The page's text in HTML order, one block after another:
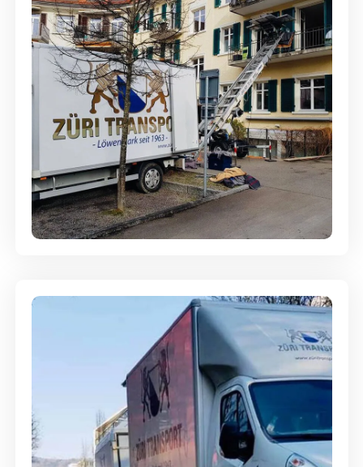
Entsorgung & Räumung